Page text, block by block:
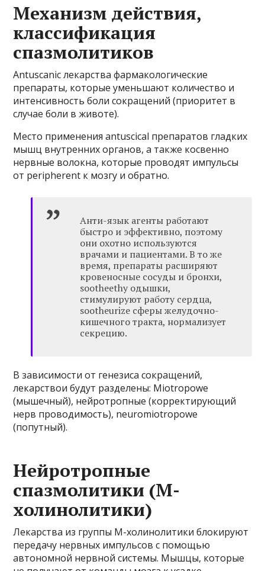
Механизм действия,
классификация
спазмолитиков
Antuscanic лекарства фармакологические
препараты, которые уменьшают количество и
интенсивность боли сокращений (приоритет в
случае боли в животе).
Место применения antuscical препаратов гладких
мышц внутренних органов, а также косвенно
нервные волокна, которые проводят импульсы
от peripherent к мозгу и обратно.
Анти-язык агенты работают
быстро и эффективно, поэтому
они охотно используются
врачами и пациентами. В то же
время, препараты расширяют
кровеносные сосуды и бронхи,
sootheethy одышки,
стимулируют работу сердца,
sootheurize сферы желудочно-
кишечного тракта, нормализует
секрецию.
В зависимости от генезиса сокращений,
лекарствои будут разделены: Miotropowe
(мышечный), нейротропные (корректирующий
нерв проводимость), neuromiotropowe
(попутный).
Нейротропные
спазмолитики (М-
холинолитики)
Лекарства из группы М-холинолитики блокируют
передачу нервных импульсов с помощью
автономной нервной системы. Мышцы, которые